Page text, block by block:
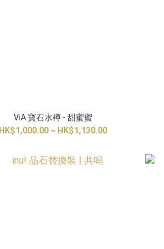
ViA 寶石水樽 - 甜蜜蜜
HK$1,000.00 ~ HK$1,130.00